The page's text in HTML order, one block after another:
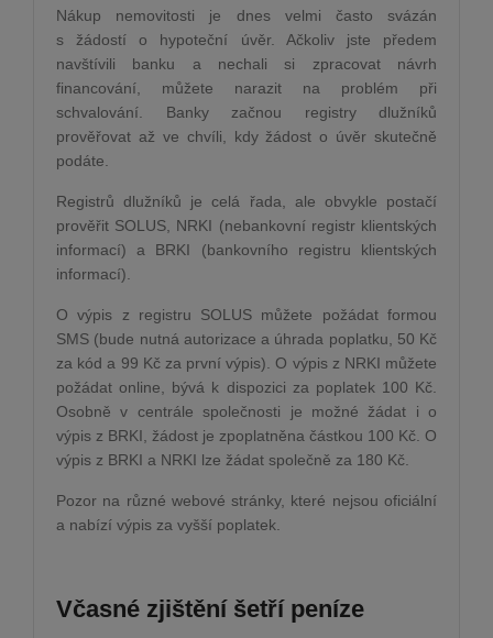
Nákup nemovitosti je dnes velmi často svázán
s žádostí o hypoteční úvěr. Ačkoliv jste předem
navštívili banku a nechali si zpracovat návrh
financování, můžete narazit na problém při
schvalování. Banky začnou registry dlužníků
prověřovat až ve chvíli, kdy žádost o úvěr skutečně
podáte.
Registrů dlužníků je celá řada, ale obvykle postačí
prověřit SOLUS, NRKI (nebankovní registr klientských
informací) a BRKI (bankovního registru klientských
informací).
O výpis z registru SOLUS můžete požádat formou
SMS (bude nutná autorizace a úhrada poplatku, 50 Kč
za kód a 99 Kč za první výpis). O výpis z NRKI můžete
požádat online, bývá k dispozici za poplatek 100 Kč.
Osobně v centrále společnosti je možné žádat i o
výpis z BRKI, žádost je zpoplatněna částkou 100 Kč. O
výpis z BRKI a NRKI lze žádat společně za 180 Kč.
Pozor na různé webové stránky, které nejsou oficiální
a nabízí výpis za vyšší poplatek.
Včasné zjištění šetří peníze